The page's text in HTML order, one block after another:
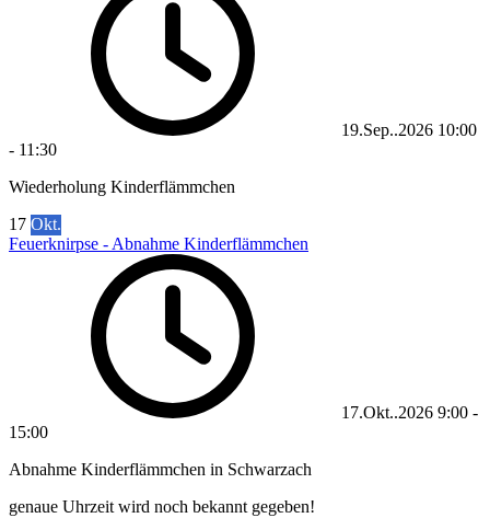
19.Sep..2026 10:00
- 11:30
Wiederholung Kinderflämmchen
17 Okt.
Feuerknirpse - Abnahme Kinderflämmchen
17.Okt..2026 9:00 -
15:00
Abnahme Kinderflämmchen in Schwarzach
genaue Uhrzeit wird noch bekannt gegeben!